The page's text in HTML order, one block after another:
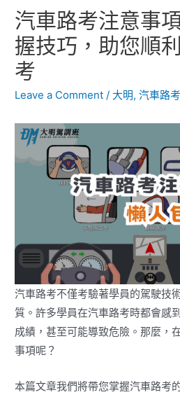
汽車路考注意事
握技巧，助您順
考
Leave a Comment / 大明,汽車路考
汽車路考不僅考驗著學員的駕駛技
質。許多學員在汽車路考時都會感
成績，甚至可能導致危險。那麼，
事項呢？
本篇文章我們將帶您掌握汽車路考